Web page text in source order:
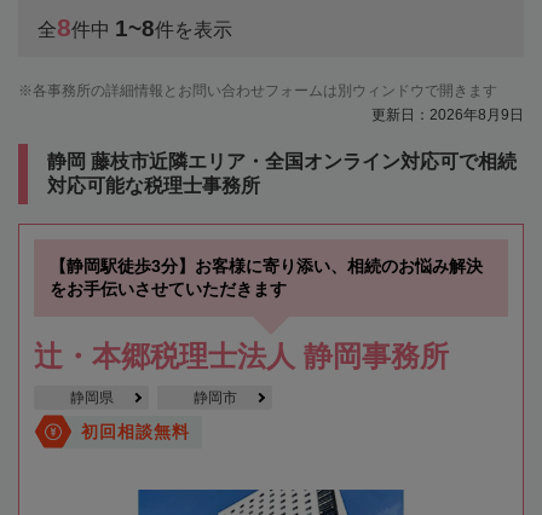
全8件中 1~8件を表示
各事務所の詳細情報とお問い合わせフォームは別ウィンドウで開きます
更新日：2026年8月9日
静岡 藤枝市近隣エリア・全国オンライン対応可で相続
対応可能な税理士事務所
【静岡駅徒歩3分】お客様に寄り添い、相続のお悩み解決
をお手伝いさせていただきます
辻・本郷税理士法人 静岡事務所
静岡県 静岡市
初回相談無料